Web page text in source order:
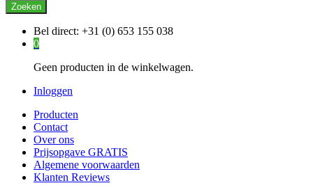
Zoeken
Bel direct: +31 (0) 653 155 038
0
Geen producten in de winkelwagen.
Inloggen
Producten
Contact
Over ons
Prijsopgave GRATIS
Algemene voorwaarden
Klanten Reviews